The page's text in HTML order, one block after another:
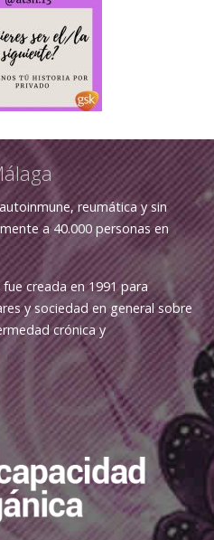
reumática y sin
a 40.000 personas en
creada en 1991 para
y sociedad en general sobre
crónica y